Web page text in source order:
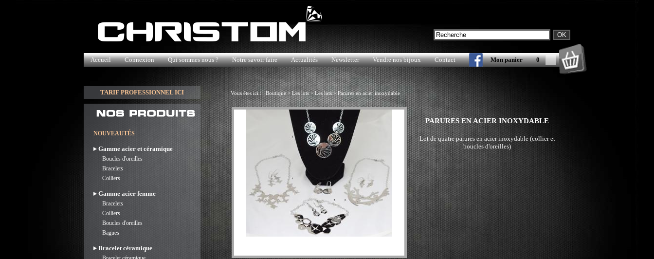
Accueil Connexion Qui sommes nous ? Notre savoir faire Actualités Newsletter Vendre nos bijoux Contact Mon panier 0
TARIF PROFESSIONNEL ICI
NOUVEAUTÉS
Gamme acier et céramique
Boucles d'oreilles
Bracelets
Colliers
Gamme acier femme
Bracelets
Colliers
Boucles d'oreilles
Bagues
Bracelet céramique
Vous êtes ici :Boutique>Les lots>Les lots>Parures en acier inoxydable
PARURES EN ACIER INOXYDABLE
Lot de quatre parures en acier inoxydable (collier et
boucles d'oreilles)